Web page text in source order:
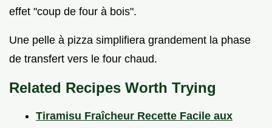
effet "coup de four à bois".
Une pelle à pizza simplifiera grandement la phase
de transfert vers le four chaud.
Related Recipes Worth Trying
Tiramisu Fraîcheur Recette Facile aux